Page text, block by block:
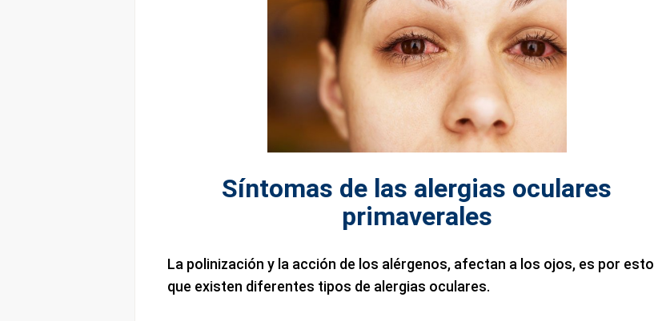
Síntomas de las alergias oculares
primaverales
La polinización y la acción de los alérgenos, afectan a los ojos, es por esto
que existen diferentes tipos de alergias oculares.